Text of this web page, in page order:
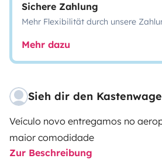
Sichere Zahlung
Mehr Flexibilität durch unsere
Mehr dazu
Sieh dir den
Veículo novo entregamos no
maior comodidade
Zur Beschreibung